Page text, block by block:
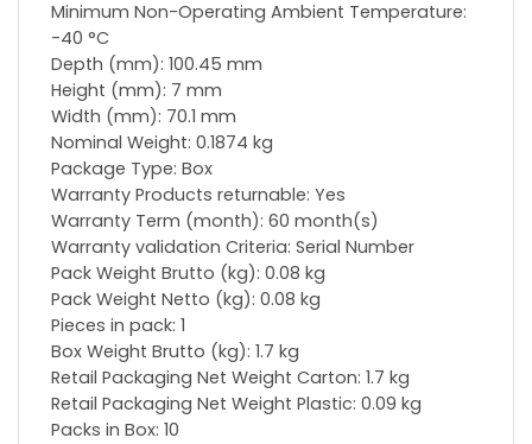
Minimum Non-Operating Ambient Temperature:
-40 °C
Depth (mm): 100.45 mm
Height (mm): 7 mm
Width (mm): 70.1 mm
Nominal Weight: 0.1874 kg
Package Type: Box
Warranty Products returnable: Yes
Warranty Term (month): 60 month(s)
Warranty validation Criteria: Serial Number
Pack Weight Brutto (kg): 0.08 kg
Pack Weight Netto (kg): 0.08 kg
Pieces in pack: 1
Box Weight Brutto (kg): 1.7 kg
Retail Packaging Net Weight Carton: 1.7 kg
Retail Packaging Net Weight Plastic: 0.09 kg
Packs in Box: 10